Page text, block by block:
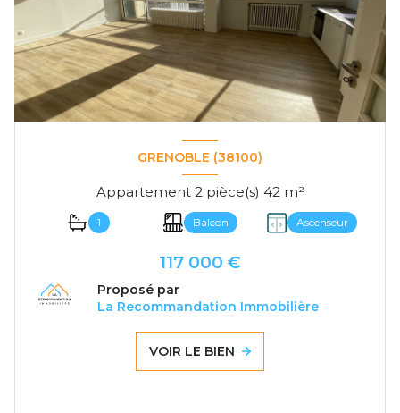
GRENOBLE (38100)
Appartement 2 pièce(s) 42 m²
1 Balcon Ascenseur
117 000 €
Proposé par
La Recommandation Immobilière
VOIR LE BIEN